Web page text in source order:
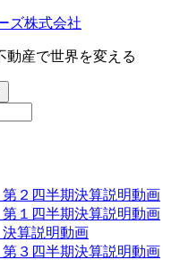
ズ株式会社
動産で世界を変える
２四半期決算説明動画
１四半期決算説明動画
算説明動画
３四半期決算説明動画